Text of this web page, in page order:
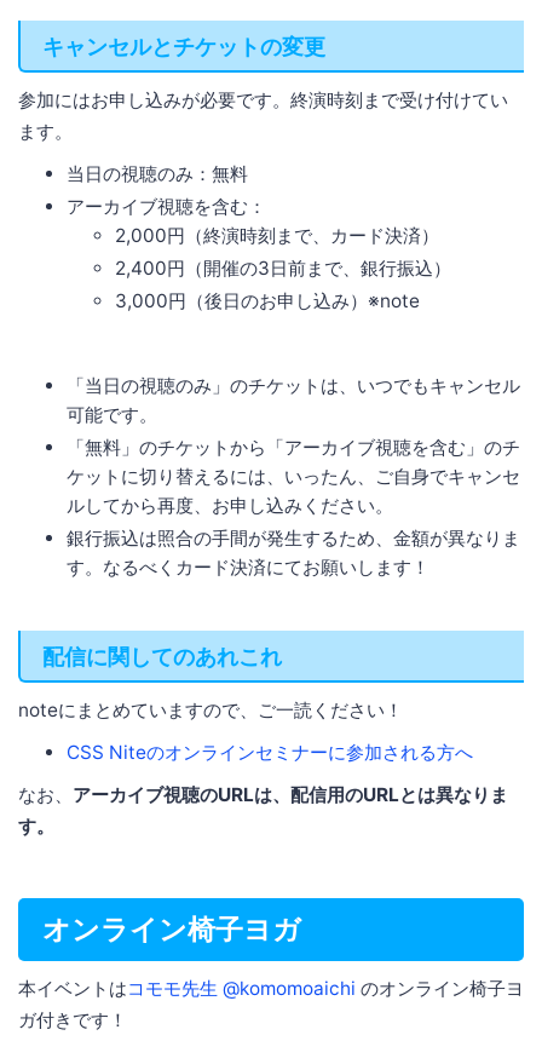
キャンセルとチケットの変更
参加にはお申し込みが必要です。終演時刻まで受け付けてい
ます。
当日の視聴のみ：無料
アーカイブ視聴を含む：
2,000円（終演時刻まで、カード決済）
2,400円（開催の3日前まで、銀行振込）
3,000円（後日のお申し込み）※note
「当日の視聴のみ」のチケットは、いつでもキャンセル
可能です。
「無料」のチケットから「アーカイブ視聴を含む」のチ
ケットに切り替えるには、いったん、ご自身でキャンセ
ルしてから再度、お申し込みください。
銀行振込は照合の手間が発生するため、金額が異なりま
す。なるべくカード決済にてお願いします！
配信に関してのあれこれ
noteにまとめていますので、ご一読ください！
CSS Niteのオンラインセミナーに参加される方へ
なお、 アーカイブ視聴のURLは、配信用のURLとは異なりま
す。
オンライン椅子ヨガ
本イベントはコモモ先生 @komomoaichi のオンライン椅子ヨ
ガ付きです！